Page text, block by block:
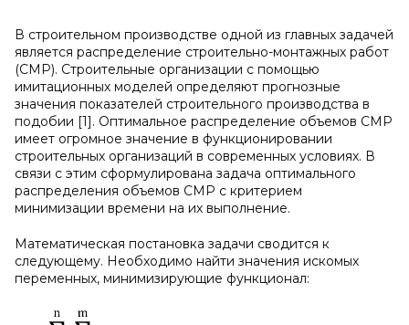
В строительном производстве одной из главных задачей
является распределение строительно-монтажных работ
(СМР). Строительные организации с помощью
имитационных моделей определяют прогнозные
значения показателей строительного производства в
подобии [1]. Оптимальное распределение объемов СМР
имеет огромное значение в функционировании
строительных организаций в современных условиях. В
связи с этим сформулирована задача оптимального
распределения объемов СМР с критерием
минимизации времени на их выполнение.
Математическая постановка задачи сводится к
следующему. Необходимо найти значения искомых
переменных, минимизирующие функционал: